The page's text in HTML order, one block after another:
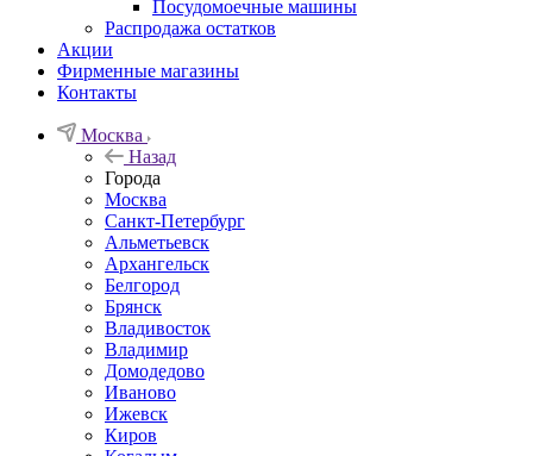
Посудомоечные машины
Распродажа остатков
Акции
Фирменные магазины
Контакты
Москва
Назад
Города
Москва
Санкт-Петербург
Альметьевск
Архангельск
Белгород
Брянск
Владивосток
Владимир
Домодедово
Иваново
Ижевск
Киров